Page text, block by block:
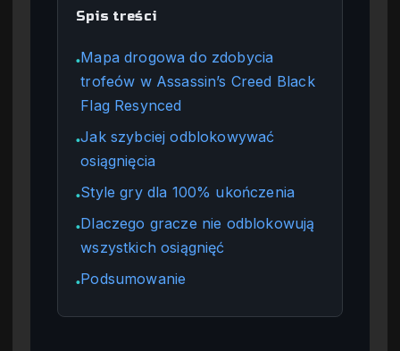
Spis treści
●Mapa drogowa do zdobycia
trofeów w Assassin’s Creed Black
Flag Resynced
●Jak szybciej odblokowywać
osiągnięcia
●Style gry dla 100% ukończenia
●Dlaczego gracze nie odblokowują
wszystkich osiągnięć
●Podsumowanie